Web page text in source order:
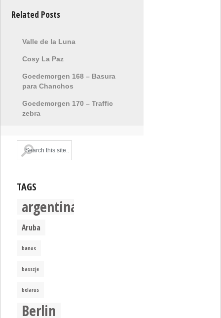
Related Posts
Valle de la Luna
Cosy La Paz
Goedemorgen 168 – Basura
para Chanchos
Goedemorgen 170 – Traffic
zebra
TAGS
argentina
Aruba
banos
basszje
belarus
Berlin